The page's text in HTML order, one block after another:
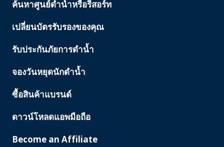
PADI
ค้นหาศูนย์ดำน้ำหรือรีสอร์ท
เปลี่ยนบัตรรับรองของคุณ
รับประกันภัยการดำน้ำ
จองวันหยุดนักดำน้ำ
ซื้อสินค้าแบรนด์
ดาวน์โหลดแอพมือถือ
Become an Affiliate